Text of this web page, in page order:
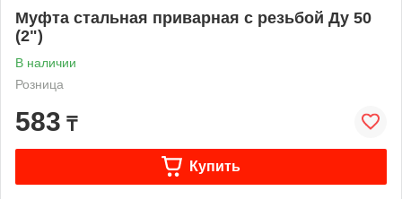
Муфта стальная приварная с резьбой Ду 50
(2")
В наличии
Розница
583 ₸
Купить